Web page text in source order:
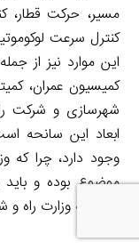
مسیر، حرکت قطار،
کنترل سرعت
این موارد نیز از
کمیسیون عمران،
شهرسازی و شرکت
ابعاد این سانحه
وجود دارد، چرا که
موضوع بوده و باید
مجموعه وزارت